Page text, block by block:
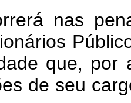
nas
que, por
de seu